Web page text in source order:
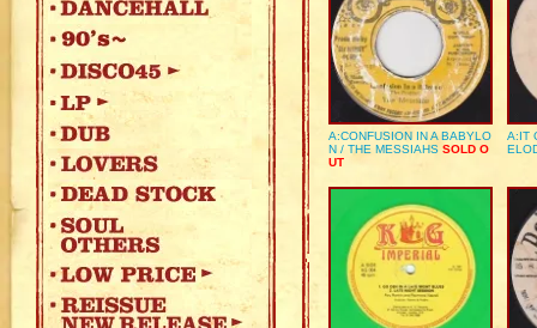
A:CONFUSION IN A BABYLO
N / THE MESSIAHS SOLD O
UT
A:IT